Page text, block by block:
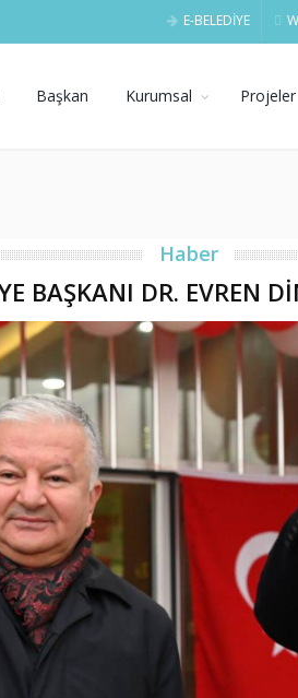
E-BELEDİYE
Başkan Kurumsal Projeler
Haber
BAŞKANI DR. EVREN